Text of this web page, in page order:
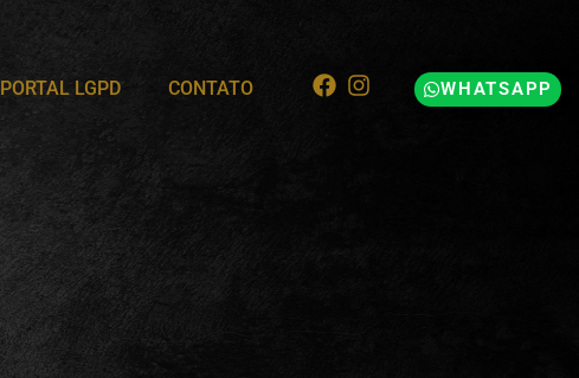
PORTAL LGPD CONTATO WHATSAPP